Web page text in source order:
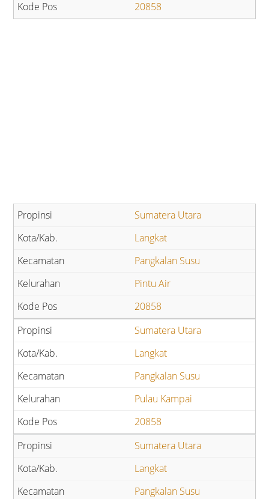
20858
Sumatera Utara
Langkat
Pangkalan Susu
Pintu Air
20858
Sumatera Utara
Langkat
Pangkalan Susu
Pulau Kampai
20858
Sumatera Utara
Langkat
Pangkalan Susu